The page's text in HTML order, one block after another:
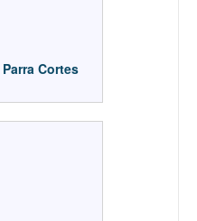
Cortes